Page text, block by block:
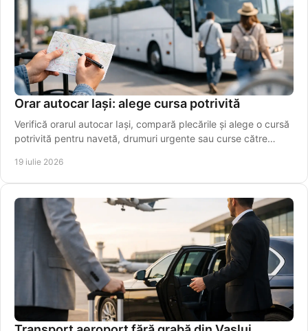
Orar autocar Iași: alege cursa potrivită
Verifică orarul autocar Iași, compară plecările și alege o cursă
potrivită pentru navetă, drumuri urgente sau curse către
19 iulie 2026